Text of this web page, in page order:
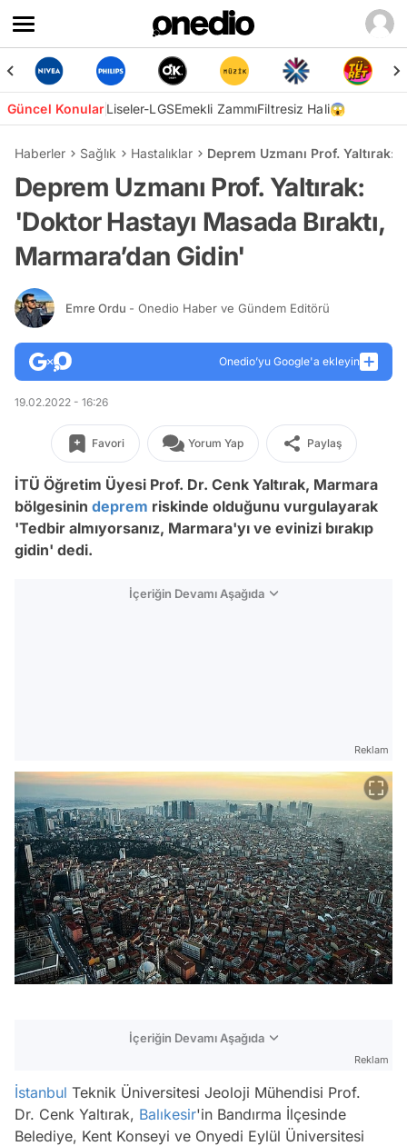
Güncel KonularLiseler-LGSEmekli ZammıFiltresiz Hali😱
Haberler Sağlık Hastalıklar Deprem Uzmanı Prof. Yaltırak:
Deprem Uzmanı Prof. Yaltırak:
'Doktor Hastayı Masada Bıraktı,
Marmara’dan Gidin'
Emre Ordu - Onedio Haber ve Gündem Editörü
Onedio’yu Google'a ekleyin
19.02.2022 - 16:26
Favori Yorum Yap Paylaş
İTÜ Öğretim Üyesi Prof. Dr. Cenk Yaltırak, Marmara
bölgesinin deprem riskinde olduğunu vurgulayarak
'Tedbir almıyorsanız, Marmara'yı ve evinizi bırakıp
gidin' dedi.
İçeriğin Devamı Aşağıda
Reklam
İçeriğin Devamı Aşağıda
Reklam
İstanbul Teknik Üniversitesi Jeoloji Mühendisi Prof.
Dr. Cenk Yaltırak, Balıkesir'in Bandırma İlçesinde
Belediye, Kent Konseyi ve Onyedi Eylül Üniversitesi